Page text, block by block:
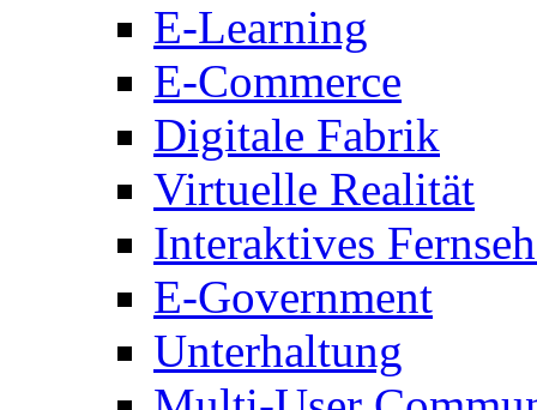
E-Learning
E-Commerce
Digitale Fabrik
Virtuelle Realität
Interaktives
E-Government
Unterhaltung